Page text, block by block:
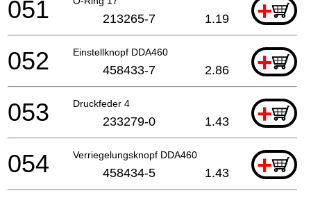
+
051 213265-7 1.19
Einstellknopf DDA460 +
052 458433-7 2.86
Druckfeder 4 +
053 233279-0 1.43
Verriegelungsknopf DDA460 +
054 458434-5 1.43